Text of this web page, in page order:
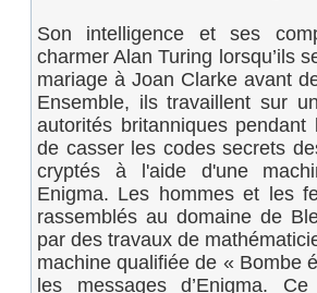
Son intelligence et ses
charmer Alan Turing lorsqu’ils
mariage à Joan Clarke avant
Ensemble, ils travaillent sur
autorités britanniques
de casser les codes secrets
cryptés à l'aide d'une
Enigma. Les hommes et les
rassemblés au domaine de
par des travaux de
machine qualifiée de « Bombe
les messages d’Enigma.